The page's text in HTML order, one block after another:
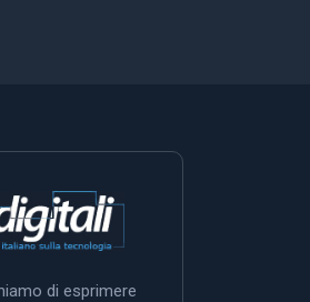
di esprimere